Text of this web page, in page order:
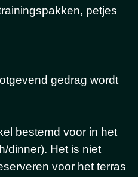
petjes
gedrag wordt
bestemd voor in het
dinner). Het is niet
voor het terras